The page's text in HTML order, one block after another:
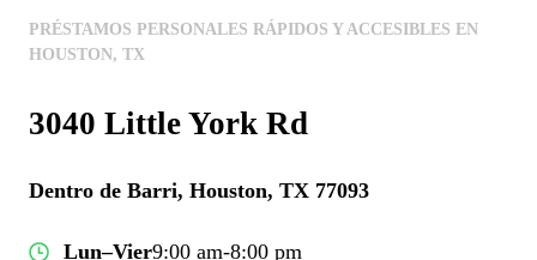
PRÉSTAMOS PERSONALES RÁPIDOS Y ACCESIBLES EN
HOUSTON, TX
3040 Little York Rd
Dentro de Barri, Houston, TX 77093
Lun–Vier9:00 am-8:00 pm